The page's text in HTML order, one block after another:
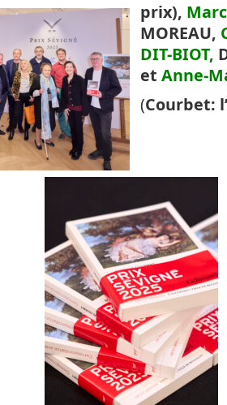
prix),
MOREAU,
DIT-BIOT,
et Anne-
(Courbet: